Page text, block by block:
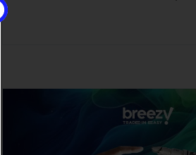
әдістердің бірі – сауда-саттық
бағдарламалары. Бүгінгі
конъюнктураның қиындауы
мұндай схемалар брендтер мен